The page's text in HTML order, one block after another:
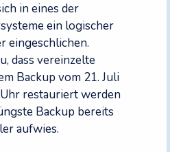
in eines der
ein logischer
eingeschlichen.
dass vereinzelte
Backup vom 21. Juli
restauriert werden
Backup bereits
aufwies.